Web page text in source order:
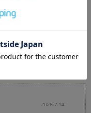
(0)
2026.7.14